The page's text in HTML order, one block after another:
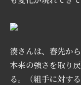
湊さんは、春先か
本来の強さを取り
る。
（組手に対す